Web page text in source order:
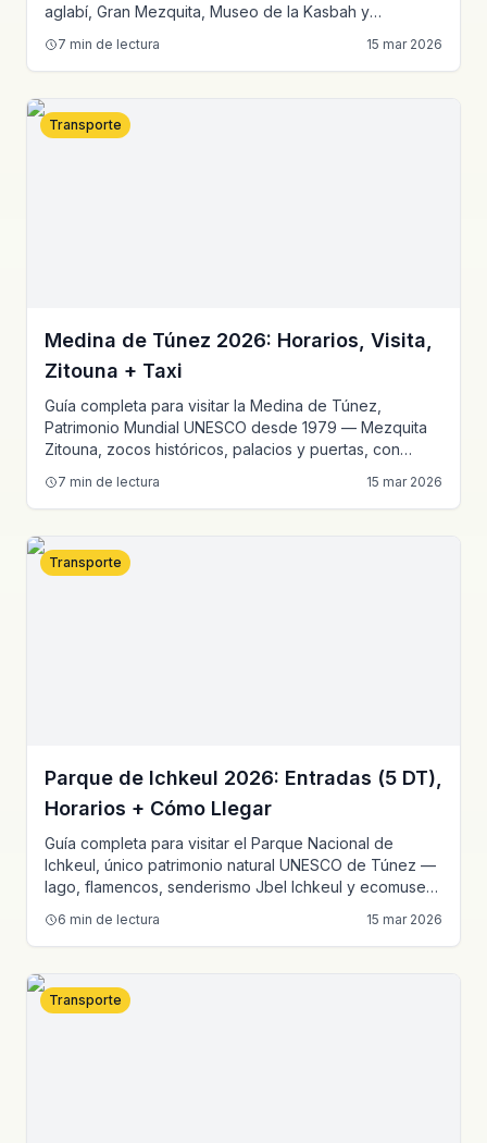
aglabí, Gran Mezquita, Museo de la Kasbah y
7 min de lectura 15 mar 2026
Transporte
Medina de Túnez 2026: Horarios, Visita,
Zitouna + Taxi
Guía completa para visitar la Medina de Túnez,
Patrimonio Mundial UNESCO desde 1979 — Mezquita
Zitouna, zocos históricos, palacios y puertas, con
7 min de lectura 15 mar 2026
Transporte
Parque de Ichkeul 2026: Entradas (5 DT),
Horarios + Cómo Llegar
Guía completa para visitar el Parque Nacional de
Ichkeul, único patrimonio natural UNESCO de Túnez —
lago, flamencos, senderismo Jbel Ichkeul y ecomuseo,
6 min de lectura 15 mar 2026
Transporte